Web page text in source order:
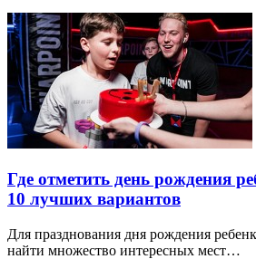
Где отметить день рождения
10 лучших вариантов
Для празднования дня рождения
найти множество интересных мест…